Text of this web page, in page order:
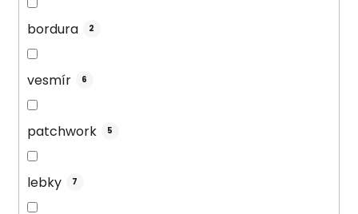
bordura 2
vesmír 6
patchwork 5
lebky 7